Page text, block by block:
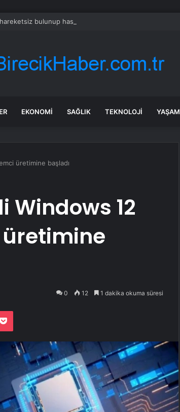
bulunup hastanede öldü
EKONOMI SAĞLIK TEKNOLOJI YAŞAM
üretimine başladı
Windows 12
0 12 1 dakika okuma süresi
Pocket